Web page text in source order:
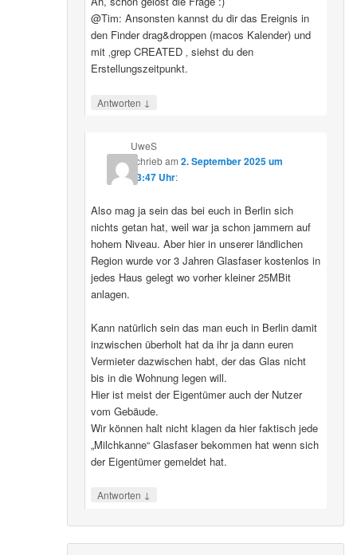
@Tim: Ansonsten kannst du dir das Ereignis in
den Finder drag&droppen (macos Kalender) und
mit ‚grep CREATED ‚ siehst du den
Erstellungszeitpunkt.
Antworten ↓
UweS
schriebam 2. September 2025 um
13:47 Uhr:
Also mag ja sein das bei euch in Berlin sich
nichts getan hat, weil war ja schon jammern auf
hohem Niveau. Aber hier in unserer ländlichen
Region wurde vor 3 Jahren Glasfaser kostenlos in
jedes Haus gelegt wo vorher kleiner 25MBit
anlagen.
Kann natürlich sein das man euch in Berlin damit
inzwischen überholt hat da ihr ja dann euren
Vermieter dazwischen habt, der das Glas nicht
bis in die Wohnung legen will.
Hier ist meist der Eigentümer auch der Nutzer
vom Gebäude.
Wir können halt nicht klagen da hier faktisch jede
„Milchkanne“ Glasfaser bekommen hat wenn sich
der Eigentümer gemeldet hat.
Antworten ↓